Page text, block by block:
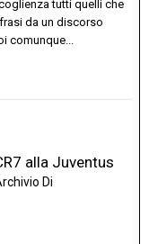
tutti quelli che
da un discorso
comunque...
alla Juventus
Di